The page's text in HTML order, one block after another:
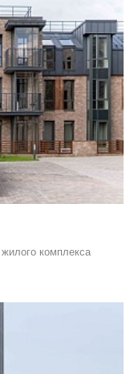
комплекса